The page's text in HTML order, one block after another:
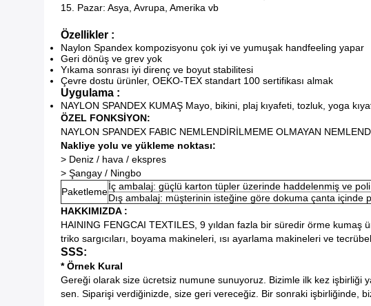
15. Pazar: Asya, Avrupa, Amerika vb
Özellikler :
Naylon Spandex kompozisyonu çok iyi ve yumuşak handfeeling yapar
Geri dönüş ve grev yok
Yıkama sonrası iyi direnç ve boyut stabilitesi
Çevre dostu ürünler, OEKO-TEX standart 100 sertifikası almak
Uygulama :
NAYLON SPANDEX KUMAŞ Mayo, bikini, plaj kıyafeti, tozluk, yoga
ÖZEL FONKSİYON:
NAYLON SPANDEX FABIC NEMLENDİRİLMEME OLMAYAN
Nakliye yolu ve yükleme noktası:
> Deniz / hava / ekspres
> Şangay / Ningbo
Paketlemeİç ambalaj: güçlü karton tüpler üzerinde haddelenmiş ve
Dış ambalaj: müşterinin isteğine göre dokuma çanta içinde
HAKKIMIZDA :
HAINING FENGCAI TEXTILES, 9 yıldan fazla bir süredir örme kumaş
triko sargıcıları, boyama makineleri, ısı ayarlama makineleri ve
SSS:
* Örnek Kural
Gereği olarak size ücretsiz numune sunuyoruz. Bizimle ilk kez işbirliği
sen. Siparişi verdiğinizde, size geri vereceğiz. Bir sonraki işbirliğinde,